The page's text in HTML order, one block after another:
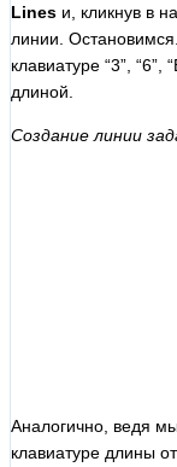
Lines и, кликнув в
линии.
клавиатуре “3”,
длиной.
Создание линии
Аналогично, ведя
клавиатуре длины